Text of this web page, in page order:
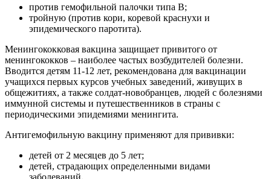
против гемофильной палочки типа B;
тройную (против кори, коревой краснухи и
эпидемического паротита).
Менингококковая вакцина защищает привитого от
менингококков – наиболее частых возбудителей болезни.
Вводится детям 11-12 лет, рекомендована для вакцинации
учащихся первых курсов учебных заведений, живущих в
общежитиях, а также солдат-новобранцев, людей с болезнями
иммунной системы и путешественников в страны с
периодическими эпидемиями менингита.
Антигемофильную вакцину применяют для прививки:
детей от 2 месяцев до 5 лет;
детей, страдающих определенными видами
заболеваний.